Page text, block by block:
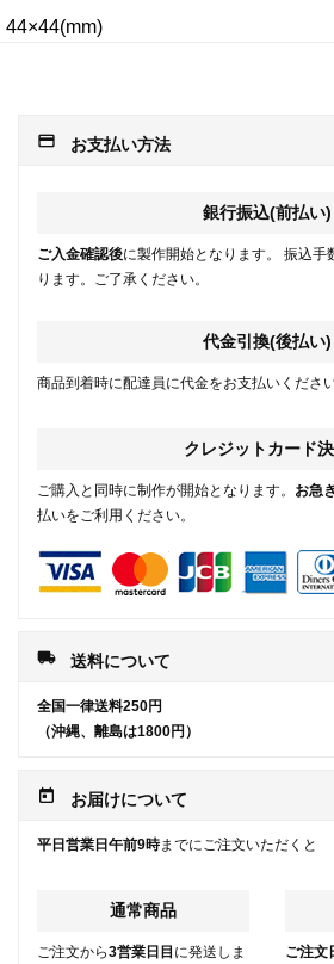
44×44(mm)
payment お支払い方法
銀行振込(前払い)
ご入金確認後に製作開始となります。 振込手
ります。ご了承ください。
代金引換(後払い)
商品到着時に配達員に代金をお支払いくださ
クレジットカード
ご購入と同時に制作が開始となります。 お急
払いをご利用ください。
local_shipping 送料について
全国一律送料250円
（沖縄、離島は1800円）
today お届けについて
平日営業日午前9時までにご注文いただくと
通常商品
ご注文から3営業日目 に発送しま ご注文